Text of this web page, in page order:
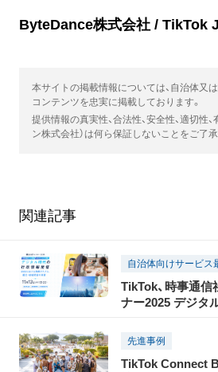
ByteDance株式会社 / TikTok
本サイトの掲載情報については、自治体又
コンテンツを忠実に掲載しております。
提供情報の真実性、合法性、安全性、適切性
ン株式会社）は何ら保証しないことをご了承
関連記事
自治体向けサービス
TikTok、時事通信
ナー2025 デジタ
ショート動画クリ
に関する有識者
先進事例
TikTok Connect